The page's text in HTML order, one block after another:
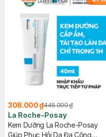
308.000 ₫445.000 ₫
La Roche-Posay
Kem Dưỡng La Roche-Posay
Giúp Phục Hồi Da Đa Công